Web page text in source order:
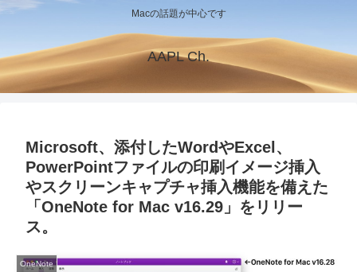
Macの話題が中心です
AAPL Ch.
Microsoft、添付したWordやExcel、
PowerPointファイルの印刷イメージ挿入
やスクリーンキャプチャ挿入機能を備えた
「OneNote for Mac v16.29」をリリー
ス。
OneNote